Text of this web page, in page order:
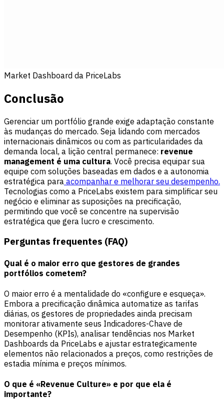
Market Dashboard da PriceLabs
Conclusão
Gerenciar um portfólio grande exige adaptação constante
às mudanças do mercado. Seja lidando com mercados
internacionais dinâmicos ou com as particularidades da
demanda local, a lição central permanece: revenue
management é uma cultura. Você precisa equipar sua
equipe com soluções baseadas em dados e a autonomia
estratégica para acompanhar e melhorar seu desempenho.
Tecnologias como a PriceLabs existem para simplificar seu
negócio e eliminar as suposições na precificação,
permitindo que você se concentre na supervisão
estratégica que gera lucro e crescimento.
Perguntas frequentes (FAQ)
Qual é o maior erro que gestores de grandes
portfólios cometem?
O maior erro é a mentalidade do «configure e esqueça».
Embora a precificação dinâmica automatize as tarifas
diárias, os gestores de propriedades ainda precisam
monitorar ativamente seus Indicadores-Chave de
Desempenho (KPIs), analisar tendências nos Market
Dashboards da PriceLabs e ajustar estrategicamente
elementos não relacionados a preços, como restrições de
estadia mínima e preços mínimos.
O que é «Revenue Culture» e por que ela é
importante?